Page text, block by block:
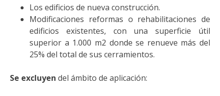
Los edificios de nueva construcción.
Modificaciones reformas o rehabilitaciones de
edificios existentes, con una superficie útil
superior a 1.000 m2 donde se renueve más del
25% del total de sus cerramientos.
Se excluyen del ámbito de aplicación: